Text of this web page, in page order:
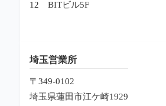
12BITビル5F
埼玉営業所
〒349-0102
埼玉県蓮田市江ケ崎1929